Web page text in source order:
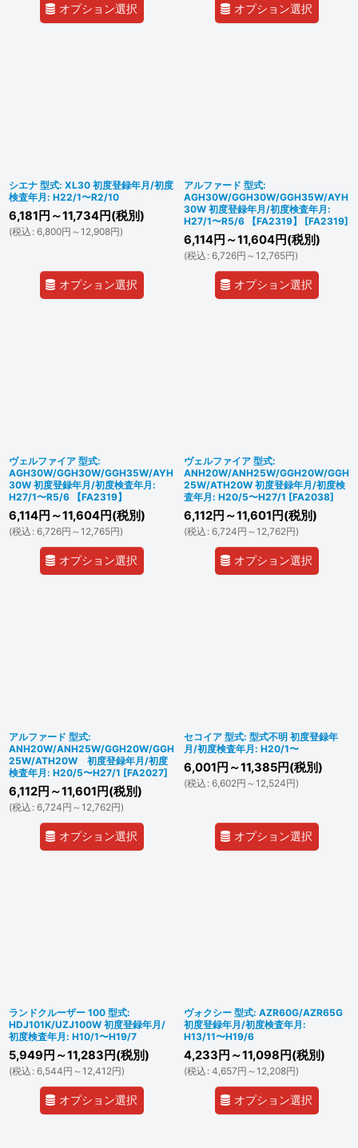
オプション選択 オプション選択
シエナ 型式: XL30 初度登録年月/初度
検査年月: H22/1〜R2/10
6,181 円 ～11,734円(税別)
(税込 : 6,800円 ～12,908円)
オプション選択
アルファード 型式:
AGH30W/GGH30W/GGH35W/AYH
30W 初度登録年月/初度検査年月:
H27/1〜R5/6 【FA2319】
[FA2319]
6,114円 ～11,604円(税別)
(税込 : 6,726円 ～12,765円)
オプション選択
ヴェルファイア 型式:
AGH30W/GGH30W/GGH35W/AYH
30W 初度登録年月/初度検査年月:
H27/1〜R5/6 【FA2319】
6,114円 ～11,604円(税別)
(税込 : 6,726円 ～12,765円)
オプション選択
ヴェルファイア 型式:
ANH20W/ANH25W/GGH20W/GGH
25W/ATH20W 初度登録年月/初度検
査年月: H20/5〜H27/1 [FA2038]
6,112円 ～11,601 円(税別)
(税込 : 6,724円 ～12,762円)
オプション選択
アルファード 型式:
ANH20W/ANH25W/GGH20W/GGH
25W/ATH20W 初度登録年月/初度
検査年月: H20/5〜H27/1 [FA2027]
6,112円 ～11,601 円(税別)
(税込 : 6,724円 ～12,762円)
オプション選択
セコイア 型式: 型式不明 初度登録年
月/初度検査年月: H20/1〜
6,001 円 ～11,385円(税別)
(税込 : 6,602円 ～12,524円)
オプション選択
ランドクルーザー 100 型式:
HDJ101K/UZJ100W 初度登録年月/
初度検査年月: H10/1〜H19/7
5,949 円 ～11,283 円(税別)
(税込 : 6,544円 ～12,412円)
オプション選択
ヴォクシー 型式: AZR60G/AZR65G
初度登録年月/初度検査年月:
H13/11〜H19/6
4,233 円 ～11,098 円(税別)
(税込 : 4,657円 ～12,208円)
オプション選択